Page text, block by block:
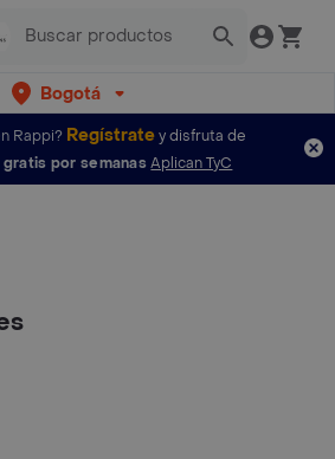
Bogotá
Rappi? Regístratey disfruta de
por semanas Aplican TyC